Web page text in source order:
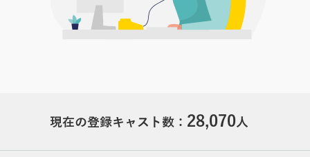
現在の登録キャスト数： 28,070人